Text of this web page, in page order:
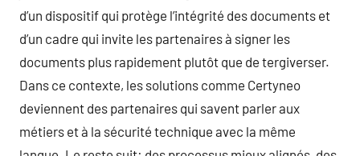
d’un dispositif qui protège l’intégrité des documents et
d’un cadre qui invite les partenaires à signer les
documents plus rapidement plutôt que de tergiverser.
Dans ce contexte, les solutions comme Certyneo
deviennent des partenaires qui savent parler aux
métiers et à la sécurité technique avec la même